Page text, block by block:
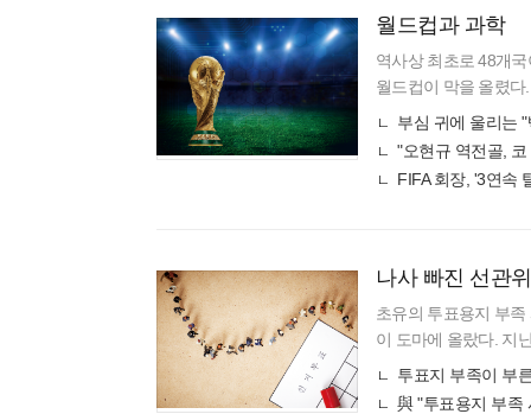
월드컵과 과학
역사상 최초로 48개
월드컵이 막을 올렸
잡는 주인공이 있다.
부심 귀에 울리는
FIFA 회장, '3연속
나사 빠진 선관위
초유의 투표용지 부
이 도마에 올랐다. 지
투표를 하지 못한 채
규정을 바꾸는
투표지 부족이 부
與 "투표용지 부족